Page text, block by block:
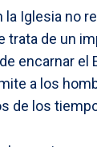
la Iglesia no
trata de un
encarnar el
a los
de los